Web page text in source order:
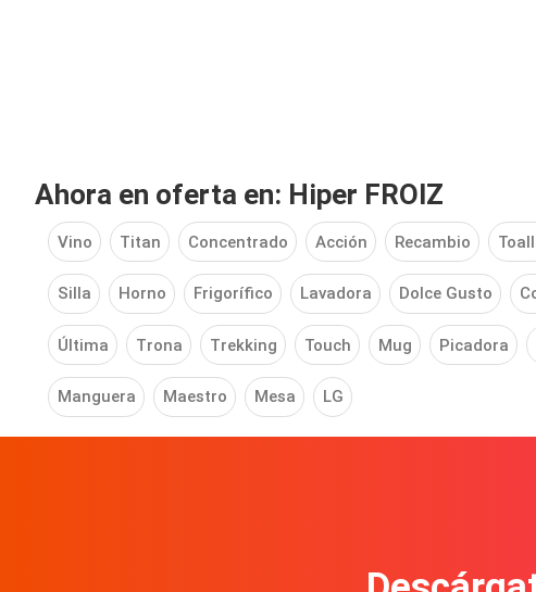
Ahora en oferta en: Hiper FROIZ
Vino Titan Concentrado Acción Recambio
Silla Horno Frigorífico Lavadora Dolce Gusto
Última Trona Trekking Touch Mug Picadora
Manguera Maestro Mesa LG